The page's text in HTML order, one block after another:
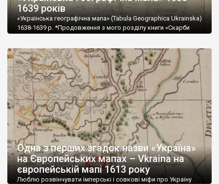
1639 років
«Українська географічна мапа» (Tabula Geographica Ukrainska)
1638-1639 р. *Продовження з мого розділу книги «Скарби
вона підписана як “Tabula Geographica Ukrainska. Ukraina.
Dnjepr (söder om Tjernobyl), Don och Donaus utflöden i Svarta
Havet, Krim. Poltava. Tekinia/Bender vid […]
Одна з перших згадок назви «Україна»
на Європейських мапах – Vkraina на
європейській мапі 1613 року
Люблю розвінчувати імперські і совкові міфи про Україну